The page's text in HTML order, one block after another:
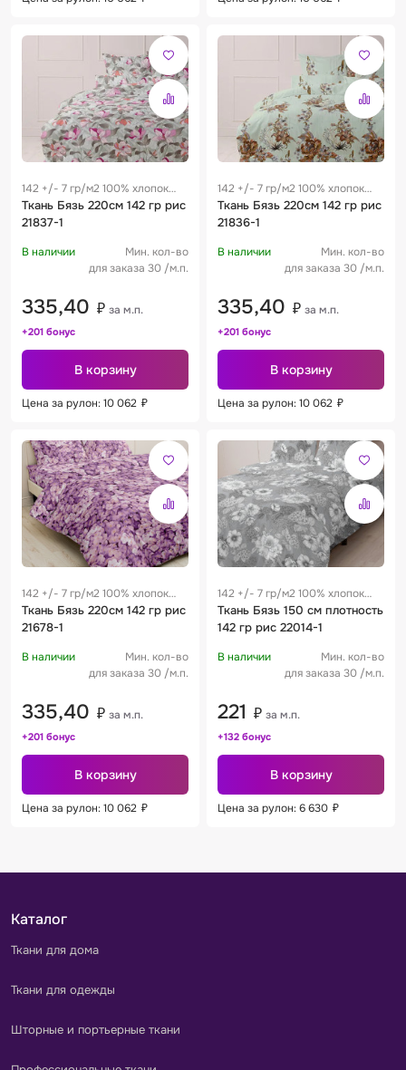
142 +/- 7 гр/м2 100% хлопок
0.29 м
Ткань Бязь 220см 142 гр рис
21837-1
В наличии
Мин. кол-во
для заказа 30 /м.п.
335,40 ₽ за м.п.
+201 бонус
В корзину
Цена за рулон: 10 062 ₽
142 +/- 7 гр/м2 100% хлопок
0.29 м
Ткань Бязь 220см 142 гр рис
21836-1
В наличии
Мин. кол-во
для заказа 30 /м.п.
335,40 ₽ за м.п.
+201 бонус
В корзину
Цена за рулон: 10 062 ₽
142 +/- 7 гр/м2 100% хлопок
0.29 м
Ткань Бязь 220см 142 гр рис
21678-1
В наличии
Мин. кол-во
для заказа 30 /м.п.
335,40 ₽ за м.п.
+201 бонус
В корзину
Цена за рулон: 10 062 ₽
142 +/- 7 гр/м2 100% хлопок
0.29 м
Ткань Бязь 150 см плотность
142 гр рис 22014-1
В наличии
Мин. кол-во
для заказа 30 /м.п.
221 ₽ за м.п.
+132 бонус
В корзину
Цена за рулон: 6 630 ₽
Каталог
Ткани для дома
Ткани для одежды
Шторные и портьерные ткани